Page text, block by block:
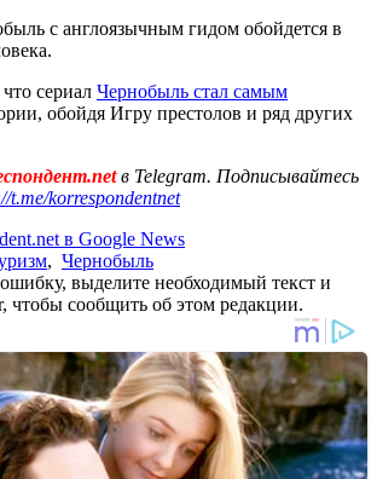
с англоязычным гидом обойдется в
сериал Чернобыль стал самым
обойдя Игру престолов и ряд других
в Telegram. Подписывайтесь
t.me/korrespondentnet
в Google News
, Чернобыль
выделите необходимый текст и
чтобы сообщить об этом редакции.